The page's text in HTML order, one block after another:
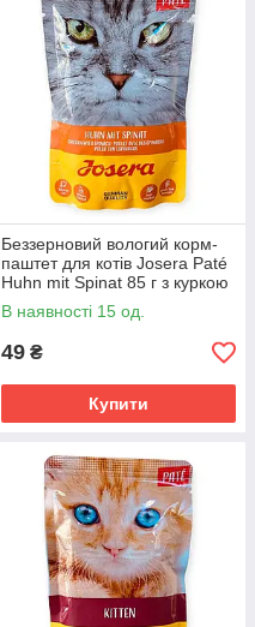
Беззерновий вологий корм-
паштет для котів Josera Paté
Huhn mit Spinat 85 г з куркою
зі шпинатом, псиліумом та
лососевою олією
В наявності 15 од.
49 ₴
Купити